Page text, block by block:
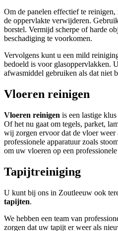
Om de panelen effectief te
de oppervlakte verwijderen.
borstel. Vermijd scherpe of harde
beschadiging te voorkomen.
Vervolgens kunt u een mild
bedoeld is voor glasoppervlakken.
afwasmiddel gebruiken als dat niet
Vloeren reinigen
Vloeren reinigen is een lastige
Of het nu gaat om tegels, parket,
wij zorgen ervoor dat de vloer
professionele apparatuur zoals
om uw vloeren op een
Tapijtreiniging
U kunt bij ons in Zoutleeuw ook
tapijten.
We hebben een team van
zorgen dat uw tapijt er weer als